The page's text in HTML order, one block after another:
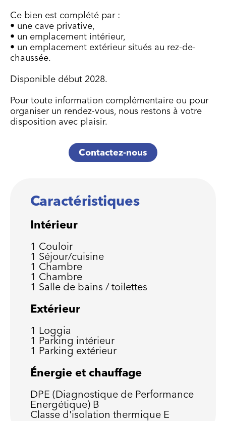
Ce bien est complété par :
• une cave privative,
• un emplacement intérieur,
• un emplacement extérieur situés au rez-de-
chaussée.
Disponible début 2028.
Pour toute information complémentaire ou pour
organiser un rendez-vous, nous restons à votre
disposition avec plaisir.
Contactez-nous
Caractéristiques
Intérieur
1 Couloir
1 Séjour/cuisine
1 Chambre
1 Chambre
1 Salle de bains / toilettes
Extérieur
1 Loggia
1 Parking intérieur
1 Parking extérieur
Énergie et chauffage
DPE (Diagnostique de Performance
Energétique) B
Classe d'isolation thermique E